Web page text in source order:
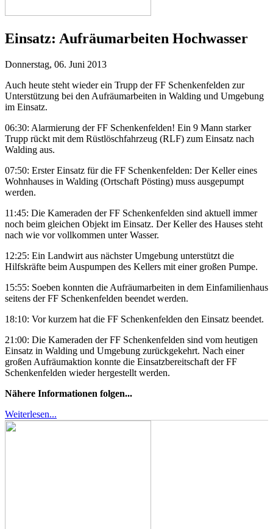
Einsatz: Aufräumarbeiten Hochwasser
Donnerstag, 06. Juni 2013
Auch heute steht wieder ein Trupp der FF Schenkenfelden zur
Unterstützung bei den Aufräumarbeiten in Walding und Umgebung
im Einsatz.
06:30: Alarmierung der FF Schenkenfelden! Ein 9 Mann starker
Trupp rückt mit dem Rüstlöschfahrzeug (RLF) zum Einsatz nach
Walding aus.
07:50: Erster Einsatz für die FF Schenkenfelden: Der Keller eines
Wohnhauses in Walding (Ortschaft Pösting) muss ausgepumpt
werden.
11:45: Die Kameraden der FF Schenkenfelden sind aktuell immer
noch beim gleichen Objekt im Einsatz. Der Keller des Hauses steht
nach wie vor vollkommen unter Wasser.
12:25: Ein Landwirt aus nächster Umgebung unterstützt die
Hilfskräfte beim Auspumpen des Kellers mit einer großen Pumpe.
15:55: Soeben konnten die Aufräumarbeiten in dem Einfamilienhaus
seitens der FF Schenkenfelden beendet werden.
18:10: Vor kurzem hat die FF Schenkenfelden den Einsatz beendet.
21:00: Die Kameraden der FF Schenkenfelden sind vom heutigen
Einsatz in Walding und Umgebung zurückgekehrt. Nach einer
großen Aufräumaktion konnte die Einsatzbereitschaft der FF
Schenkenfelden wieder hergestellt werden.
Nähere Informationen folgen...
Weiterlesen...